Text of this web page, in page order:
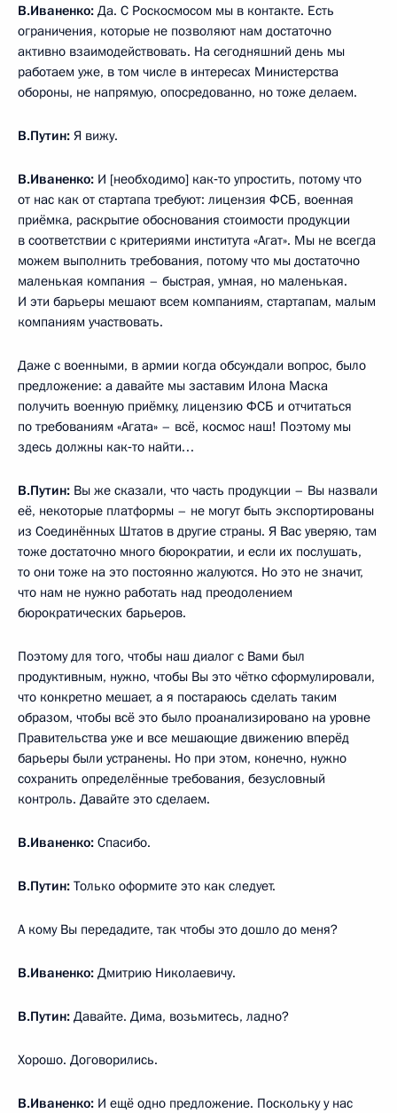
В.Иваненко: Да. С Роскосмосом мы в контакте. Есть
ограничения, которые не позволяют нам достаточно
активно взаимодействовать. На сегодняшний день мы
работаем уже, в том числе в интересах Министерства
обороны, не напрямую, опосредованно, но тоже делаем.
В.Путин: Я вижу.
В.Иваненко: И [необходимо] как‑то упростить, потому что
от нас как от стартапа требуют: лицензия ФСБ, военная
приёмка, раскрытие обоснования стоимости продукции
в соответствии с критериями института «Агат». Мы не всегда
можем выполнить требования, потому что мы достаточно
маленькая компания – быстрая, умная, но маленькая.
И эти барьеры мешают всем компаниям, стартапам, малым
компаниям участвовать.
Даже с военными, в армии когда обсуждали вопрос, было
предложение: а давайте мы заставим Илона Маска
получить военную приёмку, лицензию ФСБ и отчитаться
по требованиям «Агата» – всё, космос наш! Поэтому мы
здесь должны как‑то найти…
В.Путин: Вы же сказали, что часть продукции – Вы назвали
её, некоторые платформы – не могут быть экспортированы
из Соединённых Штатов в другие страны. Я Вас уверяю, там
тоже достаточно много бюрократии, и если их послушать,
то они тоже на это постоянно жалуются. Но это не значит,
что нам не нужно работать над преодолением
бюрократических барьеров.
Поэтому для того, чтобы наш диалог с Вами был
продуктивным, нужно, чтобы Вы это чётко сформулировали,
что конкретно мешает, а я постараюсь сделать таким
образом, чтобы всё это было проанализировано на уровне
Правительства уже и все мешающие движению вперёд
барьеры были устранены. Но при этом, конечно, нужно
сохранить определённые требования, безусловный
контроль. Давайте это сделаем.
В.Иваненко: Спасибо.
В.Путин: Только оформите это как следует.
А кому Вы передадите, так чтобы это дошло до меня?
В.Иваненко: Дмитрию Николаевичу.
В.Путин: Давайте. Дима, возьмитесь, ладно?
Хорошо. Договорились.
В.Иваненко: И ещё одно предложение. Поскольку у нас